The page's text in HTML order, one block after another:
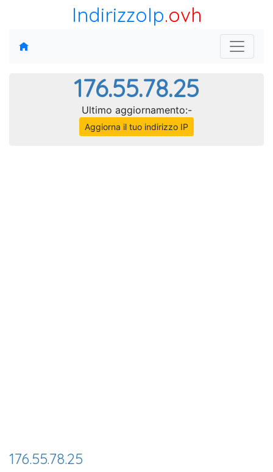
IndirizzoIp.ovh
176.55.78.25
Ultimo aggiornamento:-
Aggiorna il tuo indirizzo IP
176.55.78.25